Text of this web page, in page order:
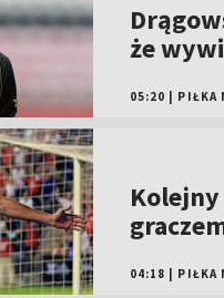
że
05:20 | PIŁKA
04:18 | PIŁKA